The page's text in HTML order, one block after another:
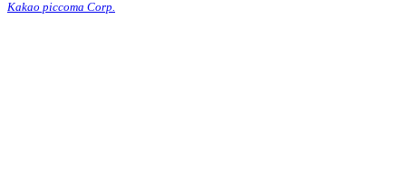
Kakao piccoma Corp.